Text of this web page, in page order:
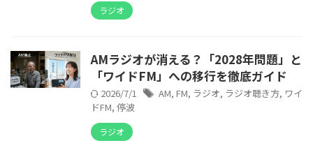
ラジオ
AMラジオが消える？「2028年問題」と
「ワイドFM」への移行を徹底ガイド
2026/7/1 AM, FM, ラジオ, ラジオ聴き方, ワイ
ドFM, 停波
ラジオ